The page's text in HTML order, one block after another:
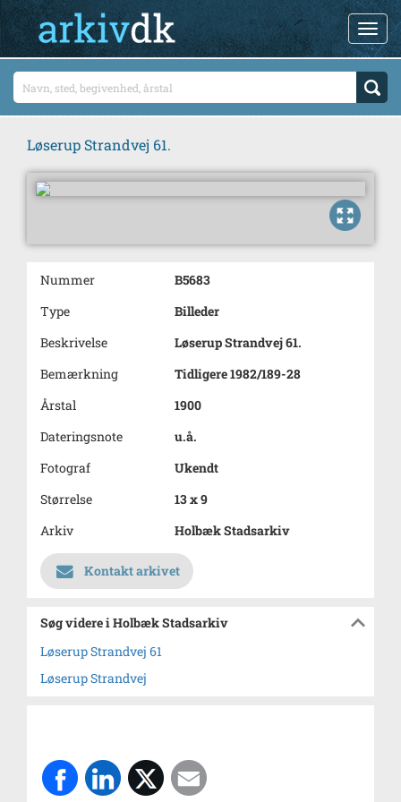
Løserup Strandvej 61.
Nummer
B5683
Type
Billeder
Beskrivelse
Løserup Strandvej 61.
Bemærkning
Tidligere 1982/189-28
Årstal
1900
Dateringsnote
u.å.
Fotograf
Ukendt
Størrelse
13 x 9
Arkiv
Holbæk Stadsarkiv
Kontakt arkivet
Søg videre i Holbæk Stadsarkiv
Løserup Strandvej 61
Løserup Strandvej